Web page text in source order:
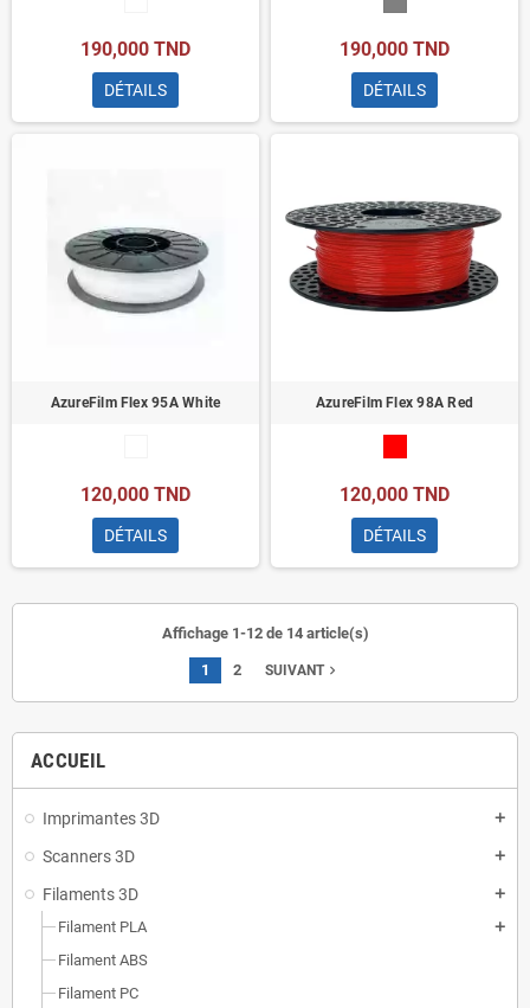
ACCUEIL
Imprimantes 3D add
Scanners 3D add
Filaments 3D add
Filament PLA add
Filament ABS
Filament PC
190,000 TND
DÉTAILS
190,000 TND
DÉTAILS
AzureFilm Flex 95A White
120,000 TND
DÉTAILS
AzureFilm Flex 98A Red
120,000 TND
DÉTAILS
Affichage 1-12 de 14 article(s)
1 2 SUIVANTnavigate_next